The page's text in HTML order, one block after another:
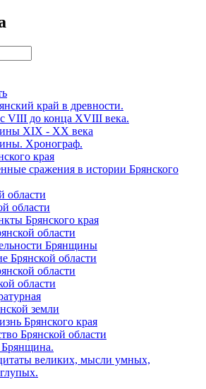
край в древности.
с VIII до конца XVIII века.
XIX - XX века
Хронограф.
края
сражения в истории Брянского
области
области
Брянского края
области
Брянщины
Брянской области
области
области
земли
Брянского края
Брянской области
Брянщина.
великих, мысли умных,